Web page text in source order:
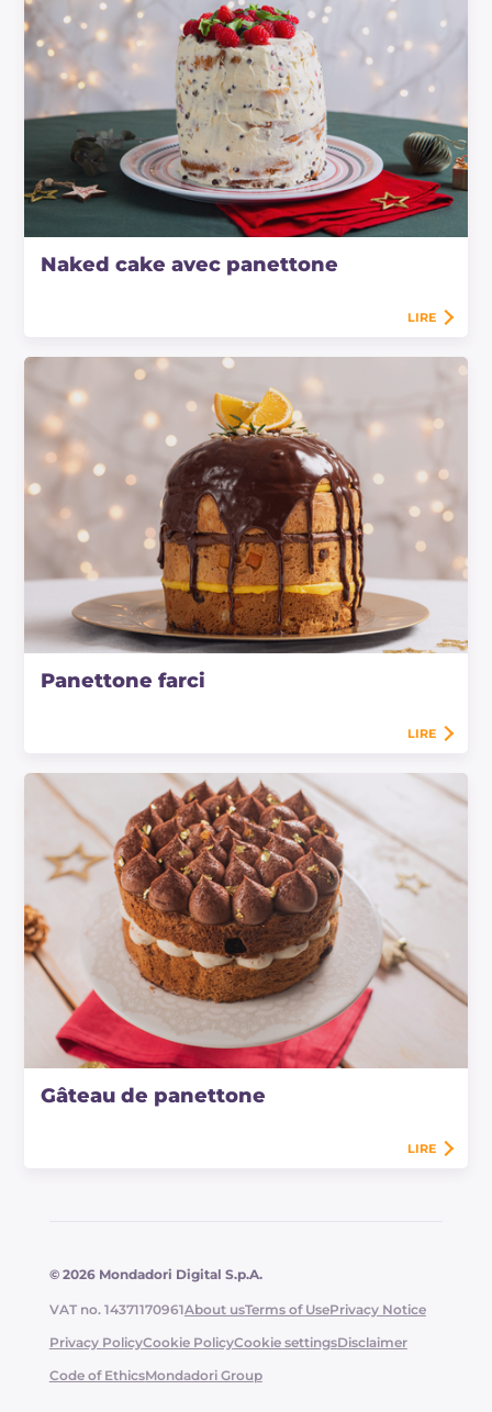
Naked cake avec panettone
LIRE
Panettone farci
LIRE
Gâteau de panettone
LIRE
© 2026 Mondadori Digital S.p.A.
VAT no. 14371170961About usTerms of UsePrivacy Notice
Privacy PolicyCookie PolicyCookie settingsDisclaimer
Code of EthicsMondadori Group